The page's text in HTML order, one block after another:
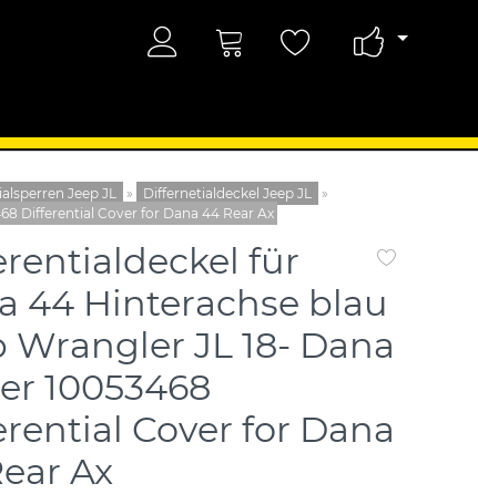
Jeep JL » Differnetialdeckel Jeep JL
»
Differential Cover for Dana 44 Rear Ax
für
44 Hinterachse blau
Wrangler JL 18- Dana
10053468
Cover for Dana
Ax